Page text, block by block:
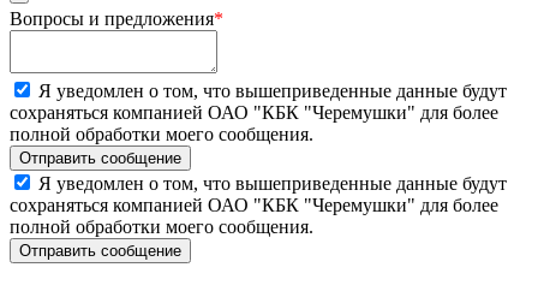
Вопросы и предложения*
Я уведомлен о том, что вышеприведенные данные будут
сохраняться компанией ОАО "КБК "Черемушки" для более
полной обработки моего сообщения.
Я уведомлен о том, что вышеприведенные данные будут
сохраняться компанией ОАО "КБК "Черемушки" для более
полной обработки моего сообщения.